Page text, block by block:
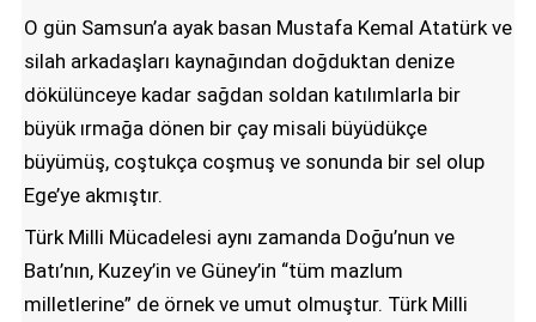
O gün Samsun’a ayak basan Mustafa Kemal Atatürk ve
silah arkadaşları kaynağından doğduktan denize
dökülünceye kadar sağdan soldan katılımlarla bir
büyük ırmağa dönen bir çay misali büyüdükçe
büyümüş, coştukça coşmuş ve sonunda bir sel olup
Ege’ye akmıştır.
Türk Milli Mücadelesi aynı zamanda Doğu’nun ve
Batı’nın, Kuzey’in ve Güney’in “tüm mazlum
milletlerine” de örnek ve umut olmuştur. Türk Milli